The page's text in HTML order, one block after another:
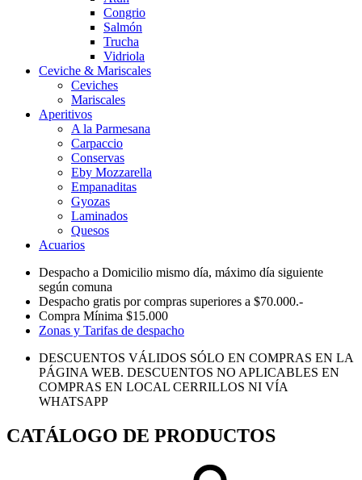
Congrio
Salmón
Trucha
Vidriola
Ceviche & Mariscales
Ceviches
Mariscales
Aperitivos
A la Parmesana
Carpaccio
Conservas
Eby Mozzarella
Empanaditas
Gyozas
Laminados
Quesos
Acuarios
Despacho a Domicilio mismo día, máximo día siguiente
según comuna
Despacho gratis por compras superiores a $70.000.-
Compra Mínima $15.000
Zonas y Tarifas de despacho
DESCUENTOS VÁLIDOS SÓLO EN COMPRAS EN LA
PÁGINA WEB. DESCUENTOS NO APLICABLES EN
COMPRAS EN LOCAL CERRILLOS NI VÍA
WHATSAPP
CATÁLOGO DE PRODUCTOS